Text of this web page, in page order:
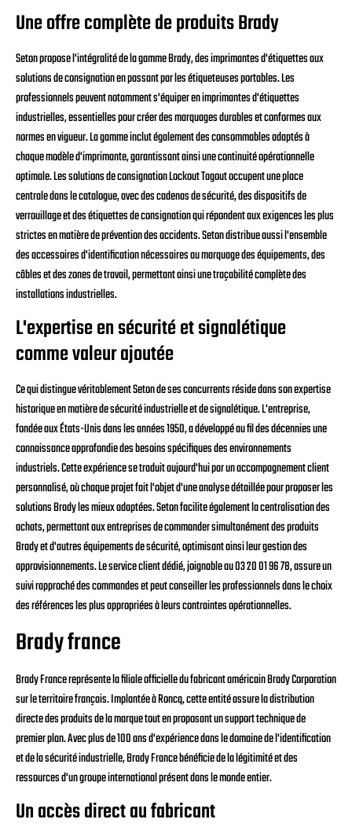
Une offre complète de produits Brady
Seton propose l'intégralité de la gamme Brady, des imprimantes d'étiquettes aux
solutions de consignation en passant par les étiqueteuses portables. Les
professionnels peuvent notamment s'équiper en imprimantes d'étiquettes
industrielles, essentielles pour créer des marquages durables et conformes aux
normes en vigueur. La gamme inclut également des consommables adaptés à
chaque modèle d'imprimante, garantissant ainsi une continuité opérationnelle
optimale. Les solutions de consignation Lockout Tagout occupent une place
centrale dans le catalogue, avec des cadenas de sécurité, des dispositifs de
verrouillage et des étiquettes de consignation qui répondent aux exigences les plus
strictes en matière de prévention des accidents. Seton distribue aussi l'ensemble
des accessoires d'identification nécessaires au marquage des équipements, des
câbles et des zones de travail, permettant ainsi une traçabilité complète des
installations industrielles.
L'expertise en sécurité et signalétique
comme valeur ajoutée
Ce qui distingue véritablement Seton de ses concurrents réside dans son expertise
historique en matière de sécurité industrielle et de signalétique. L'entreprise,
fondée aux États-Unis dans les années 1950, a développé au fil des décennies une
connaissance approfondie des besoins spécifiques des environnements
industriels. Cette expérience se traduit aujourd'hui par un accompagnement client
personnalisé, où chaque projet fait l'objet d'une analyse détaillée pour proposer les
solutions Brady les mieux adaptées. Seton facilite également la centralisation des
achats, permettant aux entreprises de commander simultanément des produits
Brady et d'autres équipements de sécurité, optimisant ainsi leur gestion des
approvisionnements. Le service client dédié, joignable au 03 20 01 96 78, assure un
suivi rapproché des commandes et peut conseiller les professionnels dans le choix
des références les plus appropriées à leurs contraintes opérationnelles.
Brady france
Brady France représente la filiale officielle du fabricant américain Brady Corporation
sur le territoire français. Implantée à Roncq, cette entité assure la distribution
directe des produits de la marque tout en proposant un support technique de
premier plan. Avec plus de 100 ans d'expérience dans le domaine de l'identification
et de la sécurité industrielle, Brady France bénéficie de la légitimité et des
ressources d'un groupe international présent dans le monde entier.
Un accès direct au fabricant